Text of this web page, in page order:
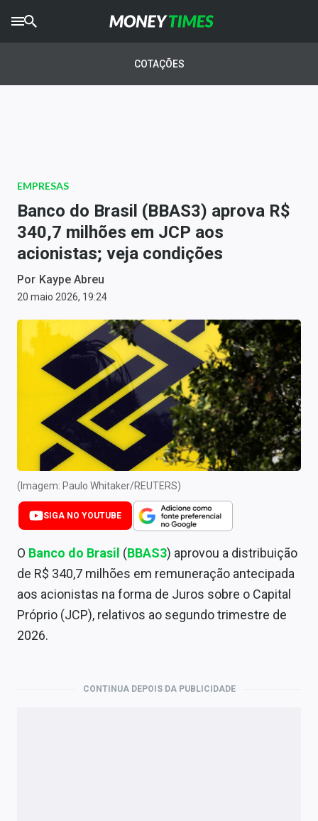
AGROTIMES
Newsletters
Money Trader
Anuncie
Últimas Notícias
Newsletters
Cotações
Comprar ou vender?
Carteiras Recomendadas
Central de Dividendos
Central de Fundos Imobiliários
Central dos IPOs
Renda Fixa
Finanças Pessoais
Mercados
Economia
COTAÇÕES
EMPRESAS
Banco do Brasil (BBAS3) aprova R$
340,7 milhões em JCP aos
acionistas; veja condições
Por Kaype Abreu
20 maio 2026, 19:24
(Imagem: Paulo Whitaker/REUTERS)
SIGA NO YOUTUBE
O Banco do Brasil (BBAS3) aprovou a distribuição
de R$ 340,7 milhões em remuneração antecipada
aos acionistas na forma de Juros sobre o Capital
Próprio (JCP), relativos ao segundo trimestre de
2026.
CONTINUA DEPOIS DA PUBLICIDADE